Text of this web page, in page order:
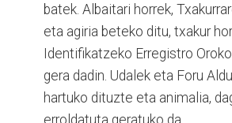
batek. Albaitari horrek,
eta agiria beteko ditu, txakur
Identifikatzeko Erregistro
gera dadin. Udalek eta Foru
hartuko dituzte eta animalia,
erroldatuta geratuko da.